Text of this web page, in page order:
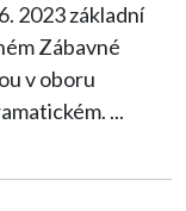
2023 základní
Zábavné
v oboru
...